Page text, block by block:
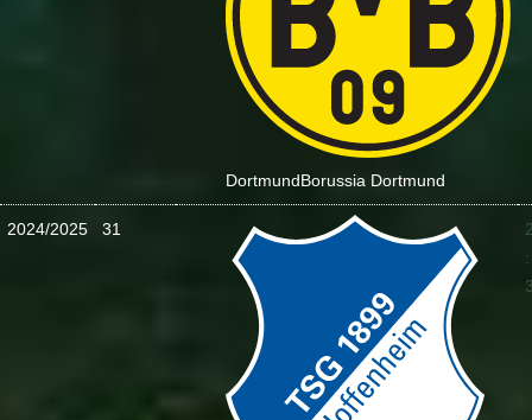
DortmundBorussia Dortmund
2024/2025 31
: